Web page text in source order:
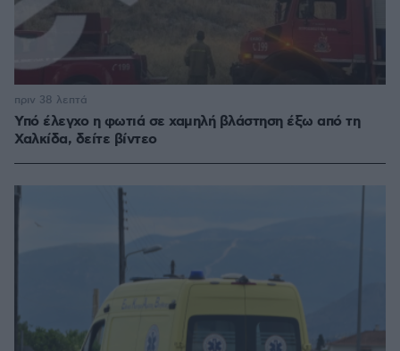
Υπό έλεγχο η φωτιά σε χαμηλή βλάστηση έξω από τη
Χαλκίδα, δείτε βίντεο
πριν 38 λεπτά